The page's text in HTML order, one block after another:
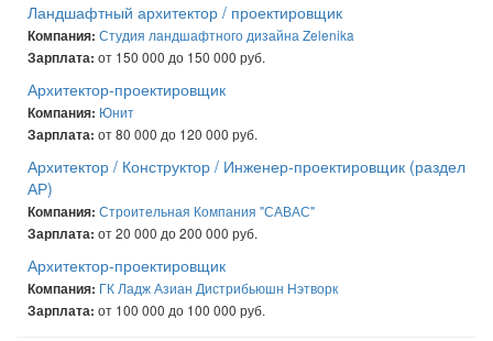
Ландшафтный архитектор / проектировщик
Компания: Студия ландшафтного дизайна Zelenika
Зарплата: от 150 000 до 150 000 руб.
Архитектор-проектировщик
Компания: Юнит
Зарплата: от 80 000 до 120 000 руб.
Архитектор / Конструктор / Инженер-проектировщик (раздел
АР)
Компания: Строительная Компания "САВАС"
Зарплата: от 20 000 до 200 000 руб.
Архитектор-проектировщик
Компания: ГК Ладж Азиан Дистрибьюшн Нэтворк
Зарплата: от 100 000 до 100 000 руб.